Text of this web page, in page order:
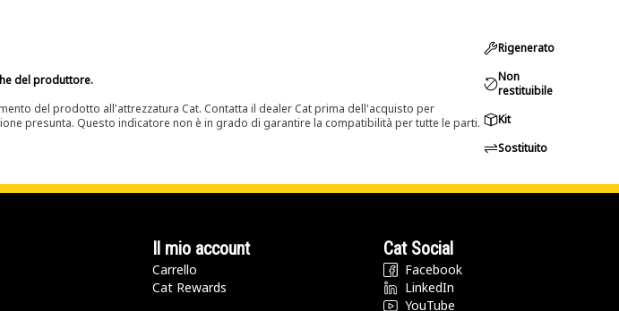
del produttore.
del prodotto all'attrezzatura Cat. Contatta il dealer Cat prima dell'acquisto per
presunta. Questo indicatore non è in grado di garantire la compatibilità per tutte le parti.
Rigenerato
Non
restituibile
Kit
Sostituito
Il mio account
Carrello
Cat Rewards
Cat Social
Facebook
LinkedIn
YouTube